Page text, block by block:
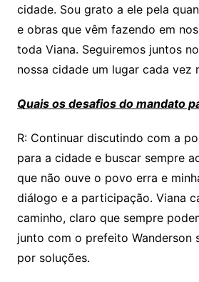
cidade. Sou grato a ele pela
e obras que vêm fazendo em
toda Viana. Seguiremos juntos
nossa cidade um lugar cada vez
Quais os desafios do mandato
R: Continuar discutindo com a
para a cidade e buscar sempre
que não ouve o povo erra e
diálogo e a participação. Viana
caminho, claro que sempre
junto com o prefeito Wanderson
por soluções.